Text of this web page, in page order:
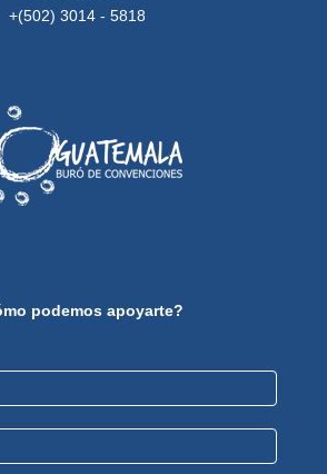
+(502) 3014 - 5818
podemos apoyarte?